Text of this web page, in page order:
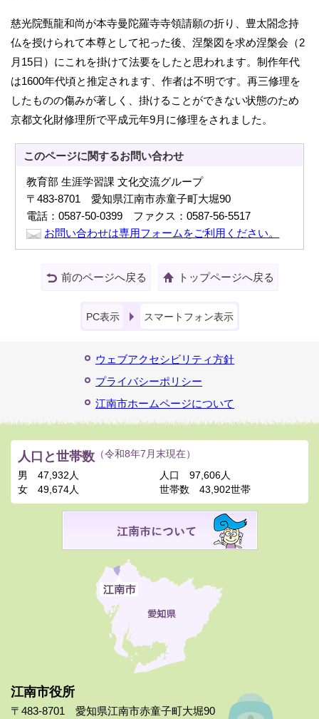
慈光院甄龍和尚が本寺曼陀羅寺寺領請願の折り、豊太閤念持
仏を授けられて本尊として祀った後、涅槃図を求め涅槃会（2
月15日）にこれを掛けて法要をしたと思われます。制作年代
は1600年代頃と推定されます、作者は不明です。再三修理を
したものの傷みが著しく、掛けることができない状態のため
京都文化財修理所で平成元年9月に修理をされました。
このページに関するお問い合わせ
教育部 生涯学習課 文化交流グループ
〒483-8701 愛知県江南市赤童子町大堀90
電話：0587-50-0399 ファクス：0587-56-5517
お問い合わせは専用フォームをご利用ください。
前のページへ戻る トップページへ戻る
PC表示 スマートフォン表示
ウェブアクセシビリティ方針
プライバシーポリシー
江南市ホームページについて
江南市役所
〒483-8701 愛知県江南市赤童子町大堀90
人口と世帯数 （令和8年7月末現在）
男
47,932人
女
49,674人
人口
97,606人
世帯数
43,902世帯